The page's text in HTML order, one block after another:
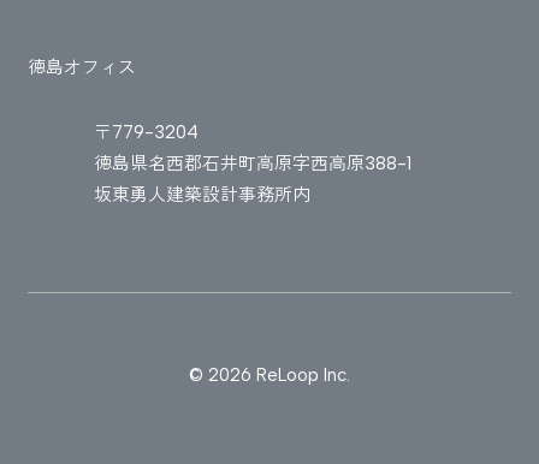
徳島オフィス
〒779-3204
徳島県名西郡石井町高原字西高原388-1
坂東勇人建築設計事務所内
© 2026 ReLoop Inc.